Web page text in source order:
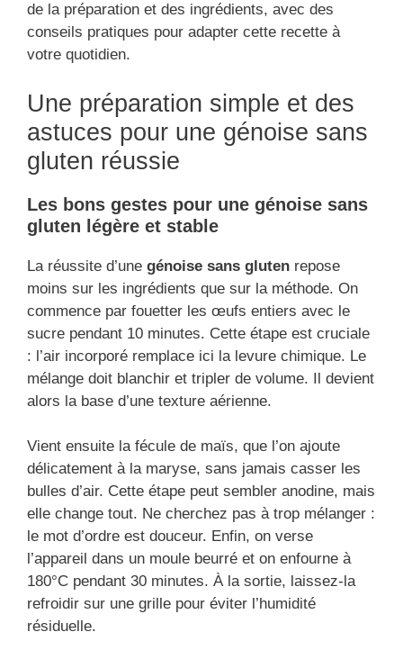
de la préparation et des ingrédients, avec des
conseils pratiques pour adapter cette recette à
votre quotidien.
Une préparation simple et des
astuces pour une génoise sans
gluten réussie
Les bons gestes pour une génoise sans
gluten légère et stable
La réussite d’une génoise sans gluten repose
moins sur les ingrédients que sur la méthode. On
commence par fouetter les œufs entiers avec le
sucre pendant 10 minutes. Cette étape est cruciale
: l’air incorporé remplace ici la levure chimique. Le
mélange doit blanchir et tripler de volume. Il devient
alors la base d’une texture aérienne.
Vient ensuite la fécule de maïs, que l’on ajoute
délicatement à la maryse, sans jamais casser les
bulles d’air. Cette étape peut sembler anodine, mais
elle change tout. Ne cherchez pas à trop mélanger :
le mot d’ordre est douceur. Enfin, on verse
l’appareil dans un moule beurré et on enfourne à
180°C pendant 30 minutes. À la sortie, laissez-la
refroidir sur une grille pour éviter l’humidité
résiduelle.